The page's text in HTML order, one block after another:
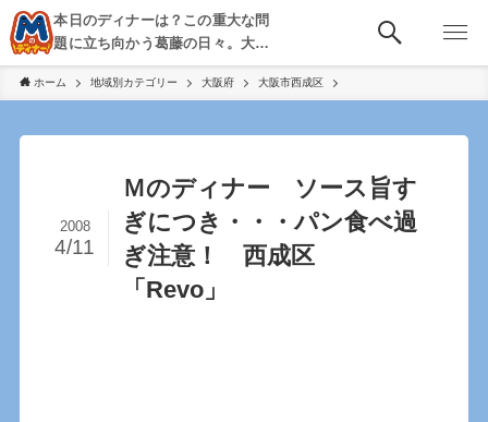
本日のディナーは？この重大な問
題に立ち向かう葛藤の日々。大
阪・京都・神戸を中心とした食べ
歩き、飲み歩きを綴る。
ホーム 地域別カテゴリー 大阪府 大阪市西成区
Ｍのディナー ソース旨す
ぎにつき・・・パン食べ過
ぎ注意！ 西成区
「Revo」
2008
4/11